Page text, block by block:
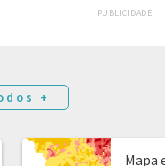
PUBLICIDADE
+
Mapa